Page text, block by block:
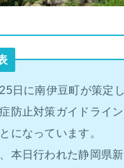
日に南伊豆町が策定
防止対策ガイドライ
になっています。
本日行われた静岡県